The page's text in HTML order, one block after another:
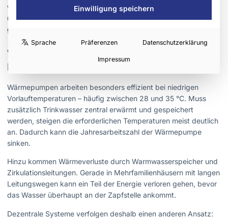
von der Wärmepumpe entkoppelt, Verluste durch Speicher
und Zirkulationsleitungen reduziert und die Anlage im
günstigen Niedertemperaturbereich hält.“
Warum hohe Warmwassertemperaturen die
Effizienz senken können
Wärmepumpen arbeiten besonders effizient bei niedrigen
Vorlauftemperaturen – häufig zwischen 28 und 35 °C. Muss
zusätzlich Trinkwasser zentral erwärmt und gespeichert
werden, steigen die erforderlichen Temperaturen meist deutlich
an. Dadurch kann die Jahresarbeitszahl der Wärmepumpe
sinken.
Hinzu kommen Wärmeverluste durch Warmwasserspeicher und
Zirkulationsleitungen. Gerade in Mehrfamilienhäusern mit langen
Leitungswegen kann ein Teil der Energie verloren gehen, bevor
das Wasser überhaupt an der Zapfstelle ankommt.
Dezentrale Systeme verfolgen deshalb einen anderen Ansatz:
Einwilligung speichern
Sprache Präferenzen Datenschutzerklärung
Impressum